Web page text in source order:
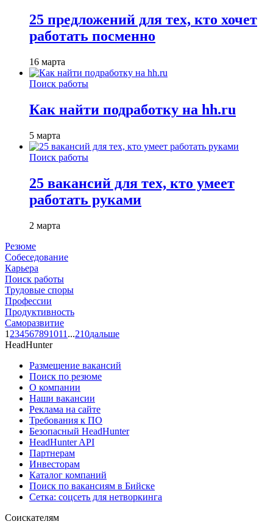
25 предложений для тех, кто хочет
работать посменно
16 марта
Поиск работы
Как найти подработку на hh.ru
5 марта
Поиск работы
25 вакансий для тех, кто умеет
работать руками
2 марта
Резюме
Собеседование
Карьера
Поиск работы
Трудовые споры
Профессии
Продуктивность
Саморазвитие
1 234567891011 ...210дальше
HeadHunter
Размещение вакансий
Поиск по резюме
О компании
Наши вакансии
Реклама на сайте
Требования к ПО
Безопасный HeadHunter
HeadHunter API
Партнерам
Инвесторам
Каталог компаний
Поиск по вакансиям в Бийске
Сетка: соцсеть для нетворкинга
Соискателям